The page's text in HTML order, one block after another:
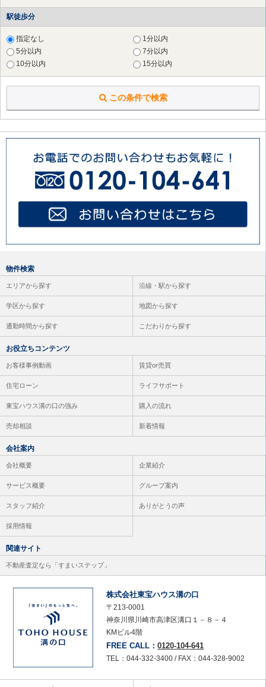
駅徒歩分
指定なし
1分以内
5分以内
7分以内
10分以内
15分以内
この条件で検索
物件検索
エリアから探す 沿線・駅から探す
学区から探す 地図から探す
通勤時間から探す こだわりから探す
お役立ちコンテンツ
お客様事例動画 賃貸or売買
住宅ローン ライフサポート
東宝ハウス溝の口の強み 購入の流れ
売却相談 新着情報
会社案内
会社概要 企業紹介
サービス概要 グループ案内
スタッフ紹介 ありがとうの声
採用情報
関連サイト
不動産査定なら「すまいステップ」
株式会社東宝ハウス溝の口
〒213-0001
神奈川県川崎市高津区溝口１－８－４
KMビル4階
FREE CALL：0120-104-641
TEL：044-332-3400 / FAX：044-328-9002